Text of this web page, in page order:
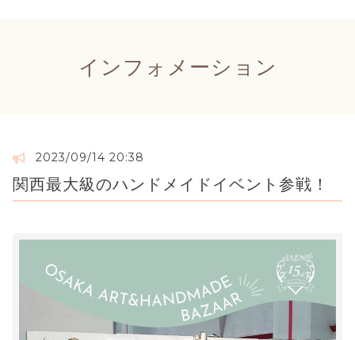
インフォメーション
2023/09/14 20:38
関西最大級のハンドメイドイベント参戦！